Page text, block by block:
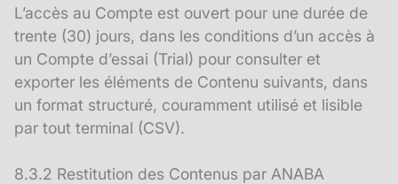
L’accès au Compte est ouvert pour une durée de
trente (30) jours, dans les conditions d’un accès à
un Compte d’essai (Trial) pour consulter et
exporter les éléments de Contenu suivants, dans
un format structuré, couramment utilisé et lisible
par tout terminal (CSV).
8.3.2 Restitution des Contenus par ANABA